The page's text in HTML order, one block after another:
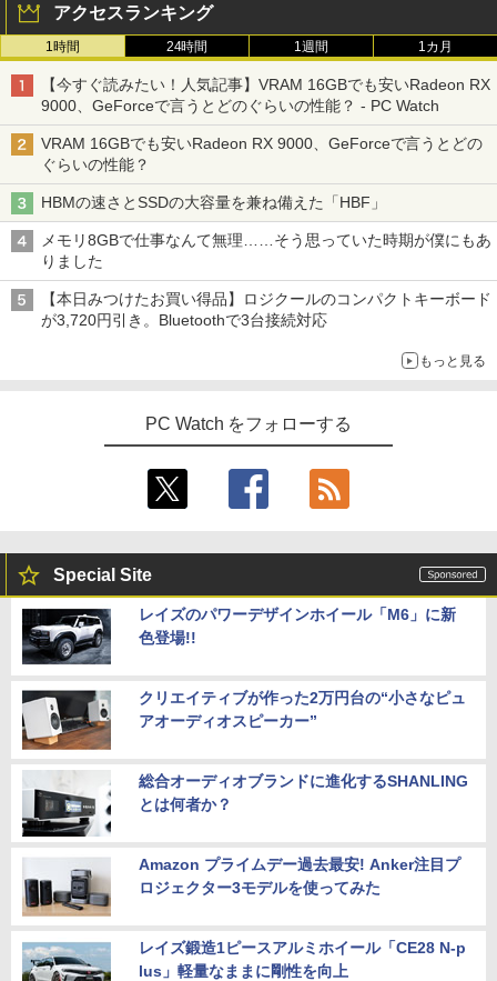
On My Road (Stadium ver.)
￥250
On My Road (Stadium ver.)
￥1,625
by Amazon 天然水ラベルレス 2L×9本
￥1,117
【Amazon.co.jp限定】 伊藤園 磨かれて、澄
] [ 水分補給 ]
HUNTER×HUNTER モノクロ版 39 (ジャンプ
コミックスDIGITAL)
￥572
スーパーの裏でヤニ吸うふたり 9巻 (デジタル
版ビッグガンガンコミックス)
28GB～1TB Webカメラ DVD 無線LAN
店長おまかせPC 初期設定済 送料無料
【中古】
￥9,999
付き｜最新OS対応 第8世代｜最大180日
保証｜Core i3 第8世代｜中古ノートパソ
コン Windows11 office付き｜中古ノー
トパソコン 15.6 テンキー付き｜ノートパ
ソコンWindows11 第8世代
￥19,800
ラソン★8/4～8/11★中古パソコン ノー
トPC NEC VersaPro VX-4 PC-VKT16XZ
古SSD 2.5インチ128GB / 256GB / 512G
B Windows11 Pro 64bit【送料無料】
5
【1500円OFFクーポン】【テンキー&Wi
oft Office付き Windows11 Lenovo Thi
nkpad L580 中古ノートパソコン PC パ
ソコン 中古ノートPC 中古PC SSD1TB
￥21,800
￥32,980
【正規永久版Office付き】ミニpc 【Intel
N5095 LPDDR4X 16GB 256GB SSD】m
ini pc Windows11 Pro 超軽量 4コア/4ス
242 SATA WIFI6 Bluetooth5.2 4K HDMI
2画面出力 デスクトップPC みにpc 省エ
ネ オフィス高速起動 省電力 静音設計
【★最大100%ポイント】【Win11正式対
応】Dell OptiPlex 3070 SFF/第9世代 Co
2画面出力/Windows11/Windows10/Offi
ce/中古 デスクトップ デスクトップPC
￥37,800
NEC Mate ML-D 単体 Windows11 64bit
HDMI Core i5 12400 メモリー16GB 高
速SSD256GB+HDD500GB DVDマルチ
デスクトップパソコン【中古】【30日保
証】20007027
VI-D・HDMI) | VGAケーブル・電源ケー
ブル付属【30日保証】
￥5,980
3
【ポイント最大28倍】 lenovo モニター
×1080 IPS 4ms 250nit リフレッシュレー
ト 100Hz HDMI VGA D-Sub チルト VES
A規格 67D5KAC6JP レノボ ディスプレ
イ 液晶モニター 【展示品特価】
￥8,980
【お買い物マラソ開催中！P最大31.5%還
パネル PU保護カバー付き 非光沢 1200:1
高コントラスト 超軽量 640g スピーカー
スマホ対応 MFP156T1F
【楽天1位!1,600円OFFクーポン 8/4 20:
00-8/11 01:59】Xiaomi Monitor A24i 20
26 ディスプレイ 1080P 23.8インチ 144
画面 TÜV認証 目にやさしい 調整可能な
スタンド VESA
オレンジページ 2026 10/17号増刊＜グレ
ー＞ [雑誌]
￥1,689
ハヤブサ消防団 森へつづく道 [ 池井戸 潤
]
角川まんが学習シリーズ 日本の歴史
全16巻+別巻5冊定番セット [ 山本 博文
￥23,760
アクセスランキング
1時間 24時間 1週間 1カ月
【今すぐ読みたい！人気記事】VRAM 16GBでも安いRadeon RX
9000、GeForceで言うとどのぐらいの性能？ - PC Watch
VRAM 16GBでも安いRadeon RX 9000、GeForceで言うとどの
ぐらいの性能？
HBMの速さとSSDの大容量を兼ね備えた「HBF」
メモリ8GBで仕事なんて無理……そう思っていた時期が僕にもあ
りました
【本日みつけたお買い得品】ロジクールのコンパクトキーボード
が3,720円引き。Bluetoothで3台接続対応
もっと見る
PC Watch をフォローする
Special Site
レイズのパワーデザインホイール「M6」に新
色登場!!
クリエイティブが作った2万円台の“小さなピュ
アオーディオスピーカー”
総合オーディオブランドに進化するSHANLING
とは何者か？
Amazon プライムデー過去最安! Anker注目プ
ロジェクター3モデルを使ってみた
レイズ鍛造1ピースアルミホイール「CE28 N-p
lus」軽量なままに剛性を向上